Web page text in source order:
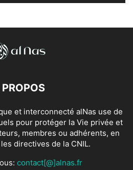
et interconnecté alNas use de
pour protéger la Vie privée et
membres ou adhérents, en
les directives de la CNIL.
contact[@]alnas.fr